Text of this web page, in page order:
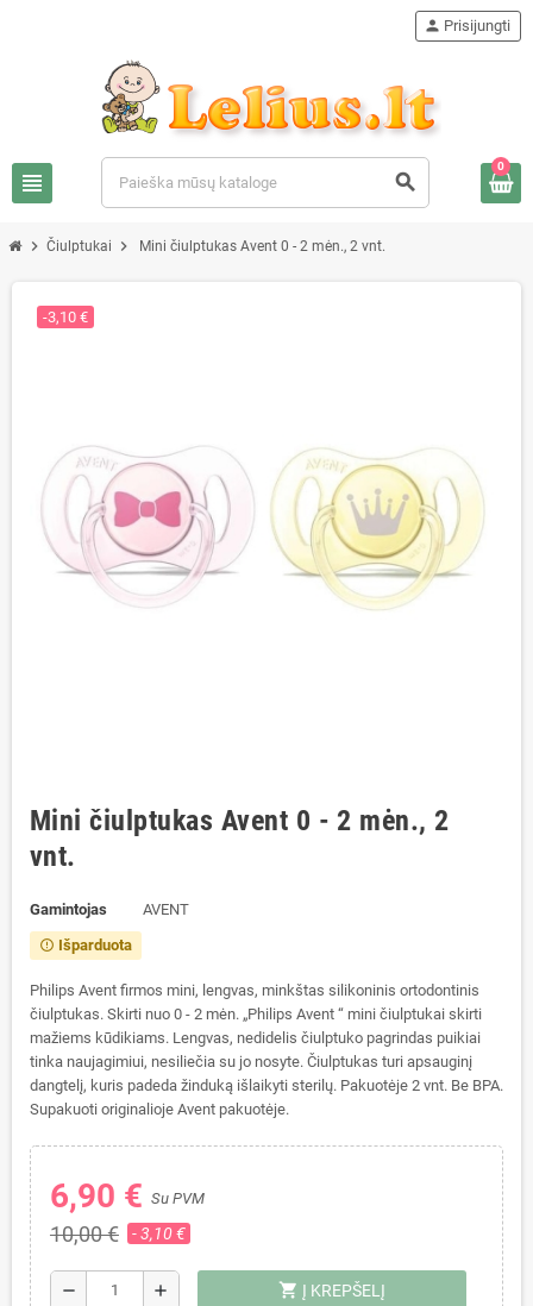
view_headline search
person Prisijungti
0
chevron_right Čiulptukai chevron_right Mini čiulptukas Avent 0 - 2 mėn., 2 vnt.
-3,10 €
Mini čiulptukas Avent 0 - 2 mėn., 2
vnt.
Gamintojas AVENT
error_outline Išparduota
Philips Avent firmos mini, lengvas, minkštas silikoninis ortodontinis
čiulptukas. Skirti nuo 0 - 2 mėn. „Philips Avent “ mini čiulptukai skirti
mažiems kūdikiams. Lengvas, nedidelis čiulptuko pagrindas puikiai
tinka naujagimiui, nesiliečia su jo nosyte. Čiulptukas turi apsauginį
dangtelį, kuris padeda žinduką išlaikyti sterilų. Pakuotėje 2 vnt. Be BPA.
Supakuoti originalioje Avent pakuotėje.
6,90 € Su PVM
10,00 € - 3,10 €
remove add shopping_cart Į KREPŠELĮ